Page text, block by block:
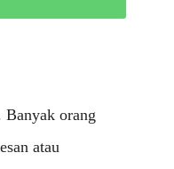
orang
atau